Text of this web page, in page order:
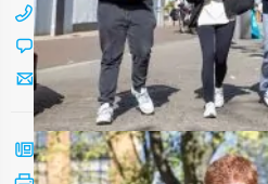
088 428 81 17
Chat met Jeroen
Stuur ons een mailtje
Bel mij terug